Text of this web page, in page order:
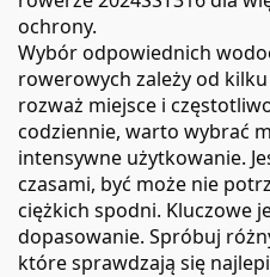
ochrony.
Wybór odpowiednich
rowerowych zależy od
rozważ miejsce i
codziennie, warto wybrać
intensywne użytkowanie.
czasami, być może nie
ciężkich spodni. Kluczowe
dopasowanie. Spróbuj
które sprawdzają się